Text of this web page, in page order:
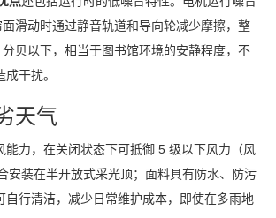
滑动时通过静音轨道和导向轮减少摩擦，整
贝以下，相当于图书馆环境的安静程度，不
干扰。
天气
能力，在关闭状态下可抵御 5 级以下风力（风
安装在半开放式采光顶；面料具有防水、防污
自行清洁，减少日常维护成本，即使在多雨地